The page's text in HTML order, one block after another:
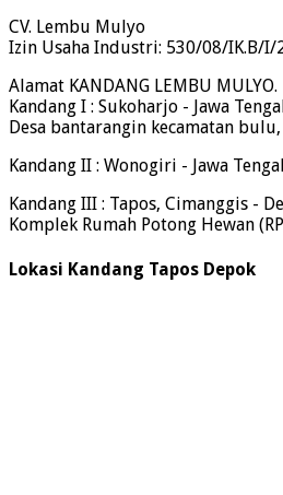
CV. Lembu Mulyo
Izin Usaha Industri: 530/08/IK.B/I/
Alamat KANDANG LEMBU MULYO.
Kandang I : Sukoharjo - Jawa
Desa bantarangin kecamatan
Kandang II : Wonogiri - Jawa
Kandang III : Tapos, Cimanggis -
Komplek Rumah Potong Hewan
Lokasi Kandang Tapos Depok